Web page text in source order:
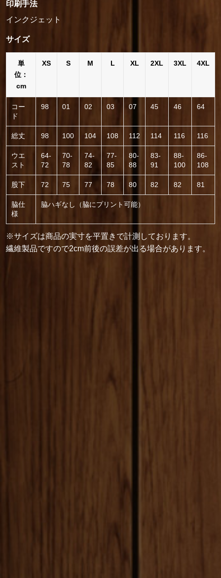
印刷手法
インクジェット
サイズ
単
位：
cm
XS S M L XL 2XL 3XL 4XL
コー
ド
98 01 02 03 07 45 46 64
総丈 98 100 104 108 112 114 116 116
ウエ
スト
64-
72
70-
78
74-
82
77-
85
80-
88
83-
91
88-
100
86-
108
股下 72 75 77 78 80 82 82 81
脇仕
様
脇ハギなし（脇にプリント可能）
※サイズは商品の実寸を平置きで計測しております。
繊維製品ですので2cm前後の誤差が出る場合があります。